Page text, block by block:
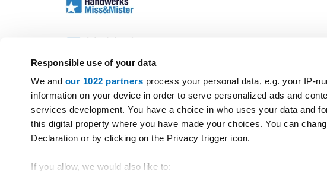
Responsible use of your data
We and our 1022 partners process your personal data, e.g. your IP-
information on your device in order to serve personalized ads and
services development. You have a choice in who uses your data and
this digital property where you have made your choices. You can
Declaration or by clicking on the Privacy trigger icon.
If you allow, we would also like to: